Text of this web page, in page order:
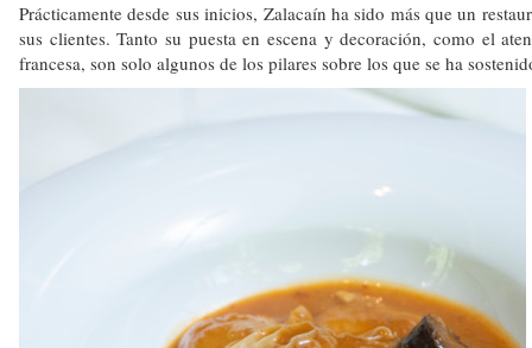
Prácticamente desde sus inicios, Zalacaín ha sido más que un
sus clientes. Tanto su puesta en escena y decoración, como el
francesa, son solo algunos de los pilares sobre los que se ha